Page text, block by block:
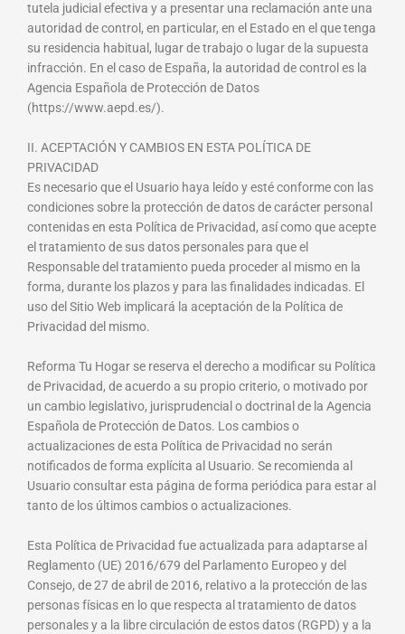
tutela judicial efectiva y a presentar una reclamación ante una
autoridad de control, en particular, en el Estado en el que tenga
su residencia habitual, lugar de trabajo o lugar de la supuesta
infracción. En el caso de España, la autoridad de control es la
Agencia Española de Protección de Datos
(https://www.aepd.es/).
II. ACEPTACIÓN Y CAMBIOS EN ESTA POLÍTICA DE
PRIVACIDAD
Es necesario que el Usuario haya leído y esté conforme con las
condiciones sobre la protección de datos de carácter personal
contenidas en esta Política de Privacidad, así como que acepte
el tratamiento de sus datos personales para que el
Responsable del tratamiento pueda proceder al mismo en la
forma, durante los plazos y para las finalidades indicadas. El
uso del Sitio Web implicará la aceptación de la Política de
Privacidad del mismo.
Reforma Tu Hogar se reserva el derecho a modificar su Política
de Privacidad, de acuerdo a su propio criterio, o motivado por
un cambio legislativo, jurisprudencial o doctrinal de la Agencia
Española de Protección de Datos. Los cambios o
actualizaciones de esta Política de Privacidad no serán
notificados de forma explícita al Usuario. Se recomienda al
Usuario consultar esta página de forma periódica para estar al
tanto de los últimos cambios o actualizaciones.
Esta Política de Privacidad fue actualizada para adaptarse al
Reglamento (UE) 2016/679 del Parlamento Europeo y del
Consejo, de 27 de abril de 2016, relativo a la protección de las
personas físicas en lo que respecta al tratamiento de datos
personales y a la libre circulación de estos datos (RGPD) y a la